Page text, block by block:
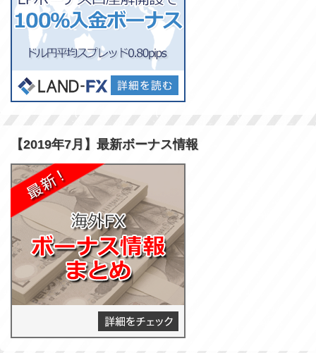
【2019年7月】最新ボーナス情報